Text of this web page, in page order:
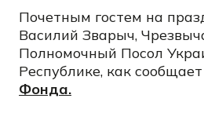
Почетным гостем на
Василий Зварыч,
Полномочный Посол
Республике, как сообщает
Фонда.